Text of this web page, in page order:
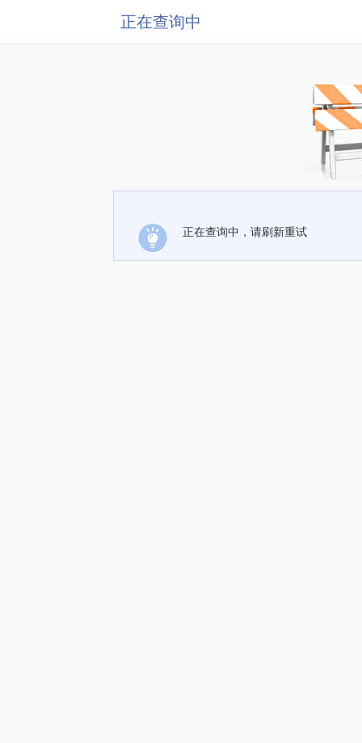
正在查询中
正在查询中，请刷新重试